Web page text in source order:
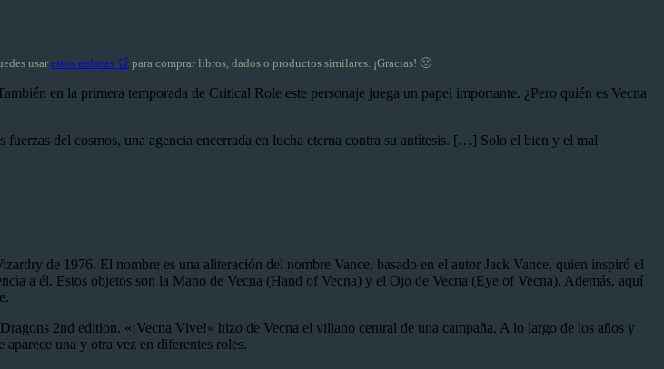
usarestos enlaces 🛒 para comprar libros, dados o productos similares. ¡Gracias! 🙂
en la primera temporada de Critical Role este personaje juega un papel importante. ¿Pero quién es Vecna
del cosmos, una agencia encerrada en lucha eterna contra su antítesis. […] Solo el bien y el mal
de 1976. El nombre es una aliteración del nombre Vance, basado en el autor Jack Vance, quien inspiró el
a él. Estos objetos son la Mano de Vecna (Hand of Vecna) y el Ojo de Vecna (Eye of Vecna). Además, aquí
2nd edition. «¡Vecna Vive!» hizo de Vecna el villano central de una campaña. A lo largo de los años y
una y otra vez en diferentes roles.